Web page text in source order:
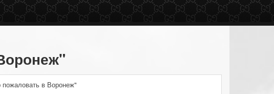
в Воронеж"